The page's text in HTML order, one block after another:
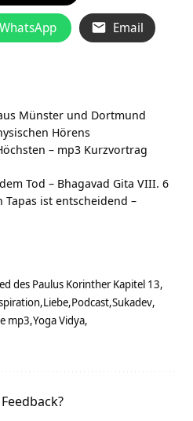
WhatsApp Email
Münster und Dortmund
Hörens
– mp3 Kurzvortrag
Tod – Bhagavad Gita VIII. 6
Tapas ist entscheidend –
des Paulus Korinther Kapitel 13
Liebe Podcast Sukadev
mp3 Yoga Vidya